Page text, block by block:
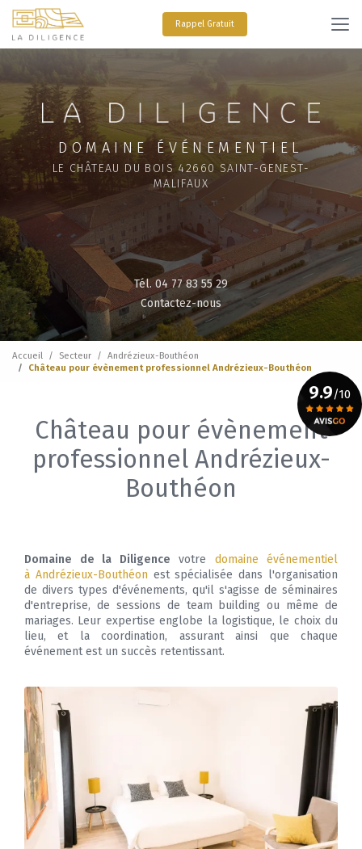
Aller
contenu
Rappel Gratuit
9.9/10
DOMAINE ÉVÉNEMENTIEL
LE CHÂTEAU DU BOIS 42660 SAINT-GENEST-
MALIFAUX
Tél. 04 77 83 55 29
Contactez-nous
Accueil Secteur
Andrézieux-Bouthéon
Château pour évènement professionnel Andrézieux-Bouthéon
Château pour évènement
professionnel Andrézieux-
Bouthéon
Domaine de la Diligence votre domaine événementiel
à Andrézieux-Bouthéon est spécialisée dans l'organisation
de divers types d'événements, qu'il s'agisse de séminaires
d'entreprise, de sessions de team building ou même de
mariages. Leur expertise englobe la logistique, le choix du
lieu, et la coordination, assurant ainsi que chaque
événement est un succès retentissant.